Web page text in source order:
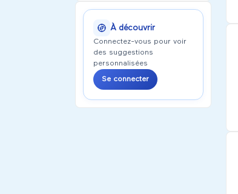
À découvrir
Connectez-vous pour voir
des suggestions
personnalisées
Se connecter